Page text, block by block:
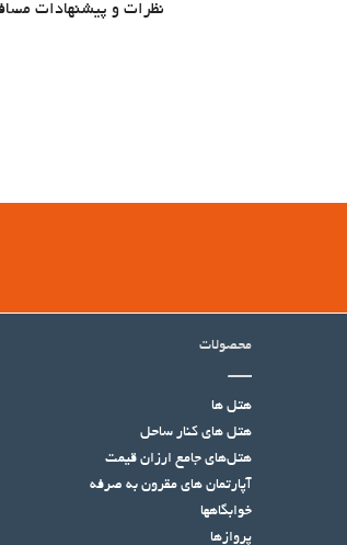
نظرات و پیشنهادات
محصولات
هتل ها
هتل‌ های کنار ساحل
هتل‌های جامع ارزان قیمت
آپارتمان های مقرون به صرفه
خوابگاهها
پروازها